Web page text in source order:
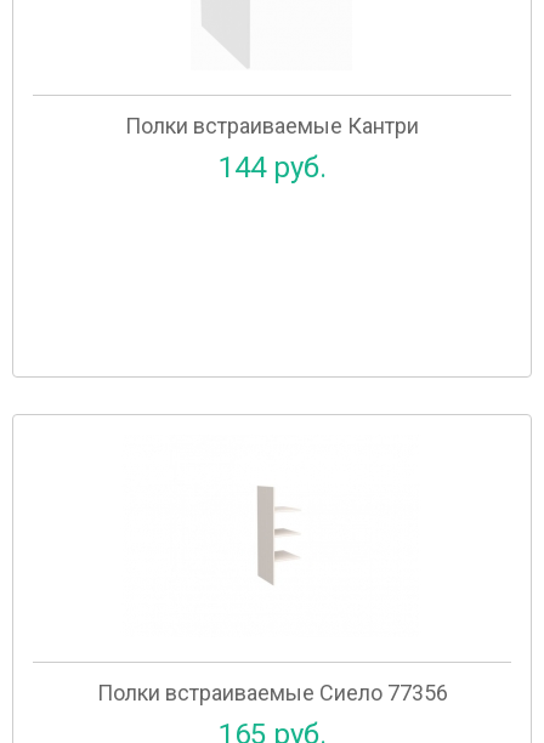
Полки встраиваемые Кантри
144 руб.
Полки встраиваемые Сиело 77356
165 руб.